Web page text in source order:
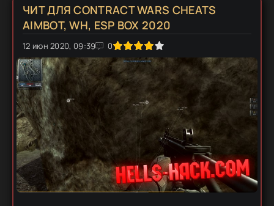
ЧИТ ДЛЯ CONTRACT WARS CHEATS
AIMBOT, WH, ESP BOX 2020
12 июн 2020, 09:39 0
1 2 3 4 5